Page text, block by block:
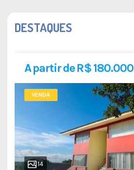
DESTAQUES
A partir de R$ 180.000
VENDA
14